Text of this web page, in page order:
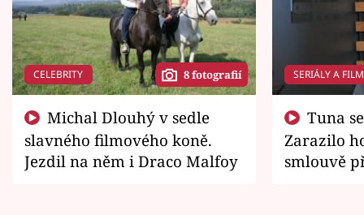
CELEBRITY 8 fotografií
slavného filmového koně.
Jezdil na něm i Draco Malfoy
SERIÁLY A
Zarazilo
smlouvě